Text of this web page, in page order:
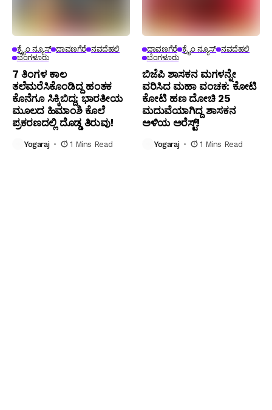
ಕ್ರೈಂ ನ್ಯೂಸ್ ದಾವಣಗೆರೆ ನವದೆಹಲಿ
ಬೆಂಗಳೂರು
7 ತಿಂಗಳ ಕಾಲ
ತಲೆಮರೆಸಿಕೊಂಡಿದ್ದ ಹಂತಕ
ಕೊನೆಗೂ ಸಿಕ್ಕಿಬಿದ್ದ: ಭಾರತೀಯ
ಮೂಲದ ಹಿಮಾಂಶಿ ಕೊಲೆ
ಪ್ರಕರಣದಲ್ಲಿ ದೊಡ್ಡ ತಿರುವು!
Yogaraj 1 Mins Read
ದಾವಣಗೆರೆ ಕ್ರೈಂ ನ್ಯೂಸ್ ನವದೆಹಲಿ
ಬೆಂಗಳೂರು
ಬಿಜೆಪಿ ಶಾಸಕನ ಮಗಳನ್ನೇ
ವರಿಸಿದ ಮಹಾ ವಂಚಕ: ಕೋಟಿ
ಕೋಟಿ ಹಣ ದೋಚಿ 25
ಮದುವೆಯಾಗಿದ್ದ ಶಾಸಕನ
ಅಳಿಯ ಅರೆಸ್ಟ್!
Yogaraj 1 Mins Read